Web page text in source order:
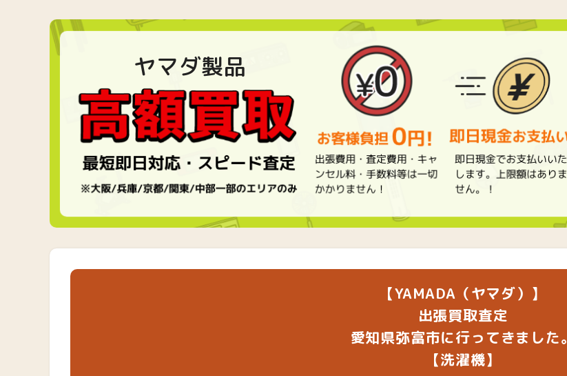
ヤマダ製品
【YAMADA（ヤマダ）】
出張買取査定
愛知県弥富市に行ってきました。
【洗濯機】